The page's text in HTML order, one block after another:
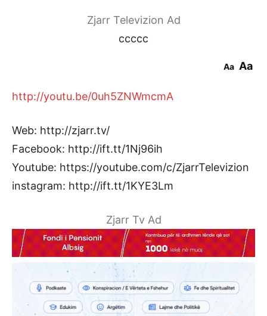
Zjarr Televizion Ad
ccccc
Aa Aa
http://youtu.be/0uh5ZNWmcmA
Web: http://zjarr.tv/
Facebook: http://ift.tt/1Nj96ih
Youtube: https://youtube.com/c/ZjarrTelevizion
instagram: http://ift.tt/1KYE3Lm
Zjarr Tv Ad